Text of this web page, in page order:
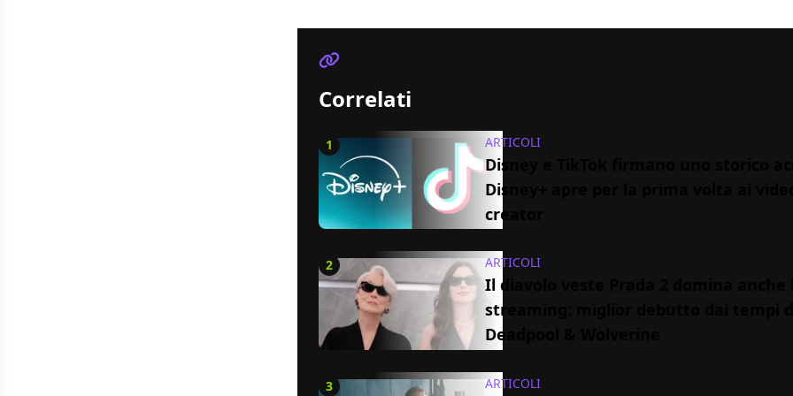
Correlati
1 ARTICOLI
Disney e TikTok firmano uno storico
Disney+ apre per la prima volta ai video
creator
2 ARTICOLI
Il diavolo veste Prada 2 domina anche lo
streaming: miglior debutto dai tempi di
Deadpool & Wolverine
3 ARTICOLI